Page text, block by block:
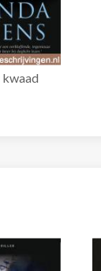
kwaad